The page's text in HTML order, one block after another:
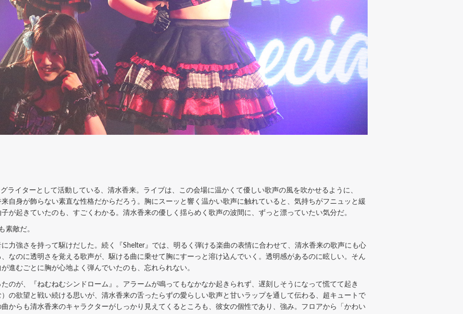
イターとして活動している、清水香来。ライブは、この会場に温かくて優しい歌声の風を吹かせるように、
自身が飾らない素直な性格だからだろう。胸にスーッと響く温かい歌声に触れていると、気持ちがフニュッと緩
が起きていたのも、すごくわかる。清水香来の優しく揺らめく歌声の波間に、ずっと漂っていたい気分だ。
素敵だ。
力強さを持って駆けだした。続く『Shelter』では、明るく弾ける楽曲の表情に合わせて、清水香来の歌声にも心
なのに透明さを覚える歌声が、駆ける曲に乗せて胸にすーっと溶け込んでいく。透明感があるのに眩しい。そん
進むごとに胸が心地よく弾んでいたのも、忘れられない。
のが、『ねむねむシンドローム』。アラームが鳴ってもなかなか起きられず、遅刻しそうになって慌てて起き
の欲望と戦い続ける思いが、清水香来の舌ったらずの愛らしい歌声と甘いラップを通して伝わる、超キュートで
からも清水香来のキャラクターがしっかり見えてくるところも、彼女の個性であり、強み。フロアから「かわい